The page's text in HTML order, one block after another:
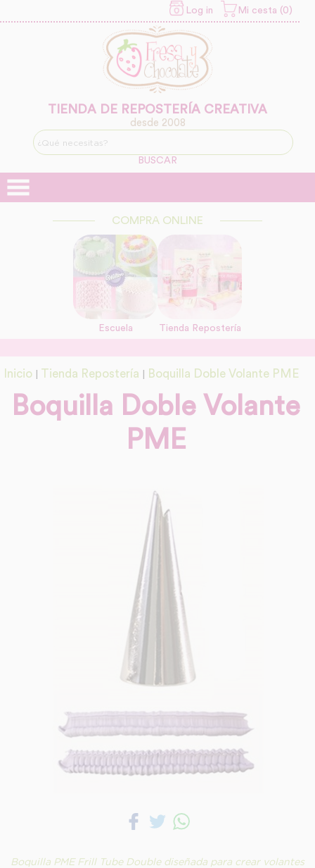
Log in Mi cesta (0)
TIENDA DE REPOSTERÍA CREATIVA
desde 2008
BUSCAR
COMPRA ONLINE
Escuela Tienda Repostería
Inicio Tienda Repostería Boquilla Doble Volante PME
Boquilla Doble Volante
PME
Boquilla PME Frill Tube Double diseñada para crear volantes
INFORMACION SOBRE LA
PROTECCIÓN DE TUS
Legitimación:
Destinatarios:
link